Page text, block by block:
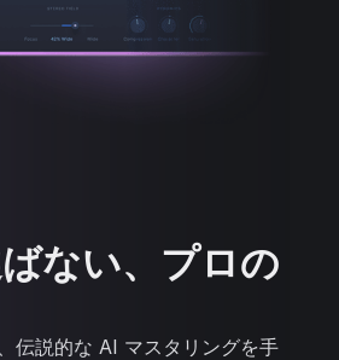
ない、プロの
伝説的な AI マスタリングを手